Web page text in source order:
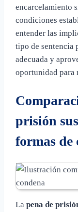
encarcelamiento
condiciones
entender las
tipo de sentencia
adecuada y
oportunidad para
prisión
formas de
La pena de